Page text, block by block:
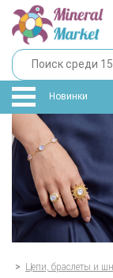
Новинки
> Цепи, браслеты и